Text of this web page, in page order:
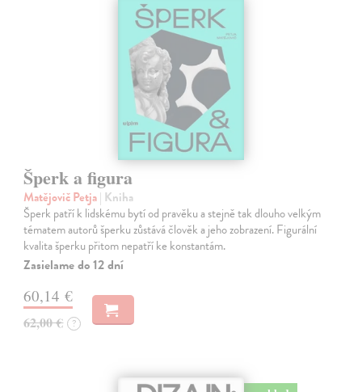
Šperk a figura
Matějovič Petja| Kniha
Šperk patří k lidskému bytí od pravěku a stejně tak dlouho velkým
tématem autorů šperku zůstává člověk a jeho zobrazení. Figurální
kvalita šperku přitom nepatří ke konstantám.
Zasielame do 12 dní
60,14 €
62,00 € ?